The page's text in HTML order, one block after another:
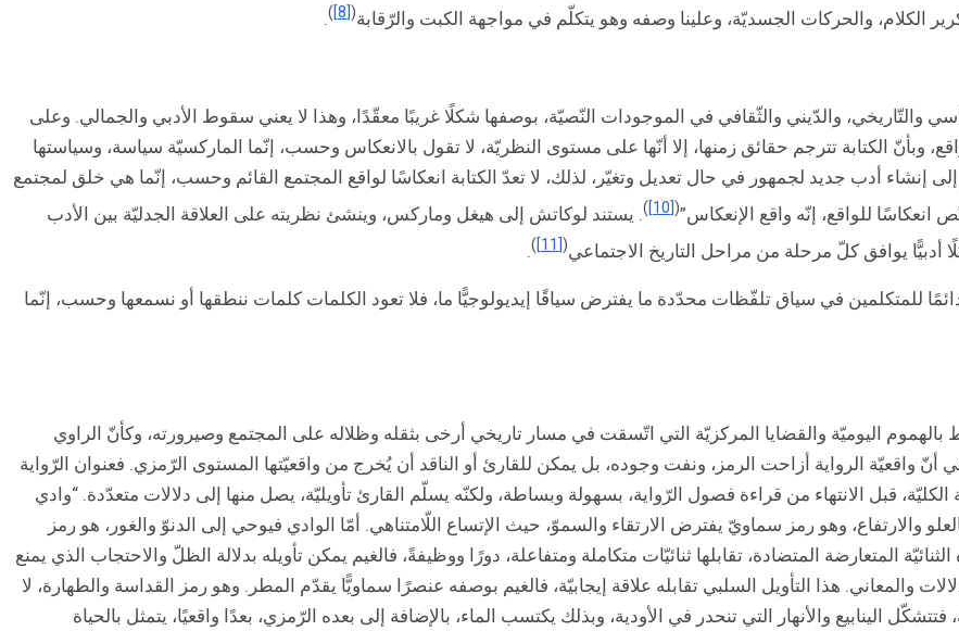
والحركات الجسديّة، وعلينا وصفه وهو يتكلّم في مواجهة الكبت والرّقابة(
)
.
والتّاريخي، والدّيني والثّقافي في الموجودات النّصيّة، بوصفها شكلًا غريبًا معقّدًا، وهذا لا يعني سقوط الأدبي والجمالي. وعلى
وبأنّ الكتابة تترجم حقائق زمنها، إلا أنّها على مستوى النظريّة، لا تقول بالانعكاس وحسب، إنّما الماركسيّة سياسة، وسياستها
إنشاء أدب جديد لجمهور في حال تعديل وتغيّر، لذلك، لا تعدّ الكتابة انعكاسًا لواقع المجتمع القائم وحسب، إنّما هي خلق لمجتمع
(
). يستند لوكاتش إلى هيغل وماركس، وينشئ نظريته على العلاقة الجدليّة بين الأدب
أدبيًّا يوافق كلّ مرحلة من مراحل التاريخ الاجتماعي(
)
.
الشكل اللغوي يعطى دائمًا للمتكلمين في سياق تلفّظات محدّدة ما يفترض سياقًا إيديولوجيًّا ما، فلا تعود الكلمات كلمات ننطقها أو نسمعها وحسب، إنّما
بالهموم اليوميّة والقضايا المركزيّة التي اتّسقت في مسار تاريخي أرخى بثقله وظلاله على المجتمع وصيرورته، وكأنّ الراوي
أنّ واقعيّة الرواية أزاحت الرمز، ونفت وجوده، بل يمكن للقارئ أو الناقد أن يُخرج من واقعيّتها المستوى الرّمزي. فعنوان الرّواية
قبل الانتهاء من قراءة فصول الرّواية، بسهولة وبساطة، ولكنّه يسلّم القارئ تأويليّة، يصل منها إلى دلالات متعدّدة. “وادي
والارتفاع، وهو رمز سماويّ يفترض الارتقاء والسموّ، حيث الإتساع اللّامتناهي. أمّا الوادي فيوحي إلى الدنوّ والغور، هو رمز
المتعارضة المتضادة، تقابلها ثنائيّات متكاملة ومتفاعلة، دورًا ووظيفةً، فالغيم يمكن تأويله بدلالة الظلّ والاحتجاب الذي يمنع
والمعاني. هذا التأويل السلبي تقابله علاقة إيجابيّة، فالغيم بوصفه عنصرًا سماويًّا يقدّم المطر. وهو رمز القداسة والطهارة، لا
الينابيع والأنهار التي تنحدر في الأودية، وبذلك يكتسب الماء، بالإضافة إلى بعده الرّمزي، بعدًا واقعيًا، يتمثل بالحياة